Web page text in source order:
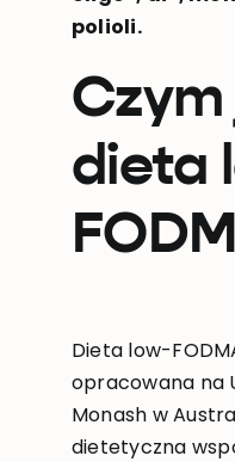
polioli.
dieta
Dieta low-
opracowana na
Monash w
dietetyczna